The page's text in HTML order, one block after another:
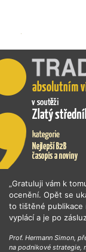
„Gratuluji vám k
ocenění. Opět se
to tištěné publikace
vyplácí a je po
Prof. Hermann Simon,
na podnikové strategie,